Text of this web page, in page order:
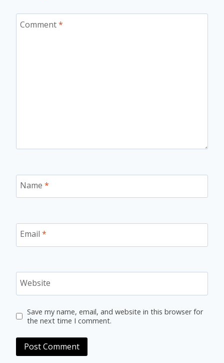
Comment*
Name *
Email *
Website
Save my name, email, and website in this browser for
the next time I comment.